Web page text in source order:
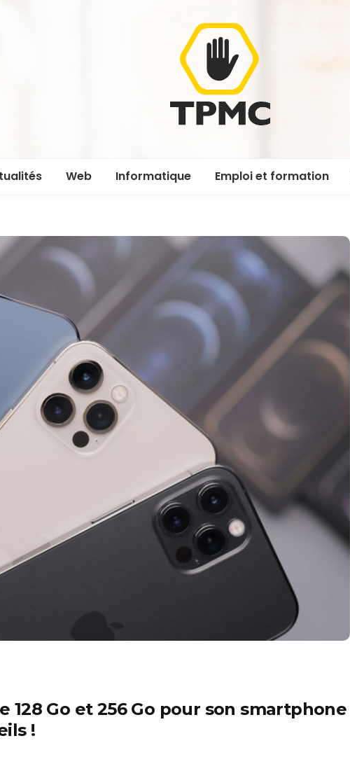
Web Informatique Emploi et formation
128 Go et 256 Go pour son smartphone
!